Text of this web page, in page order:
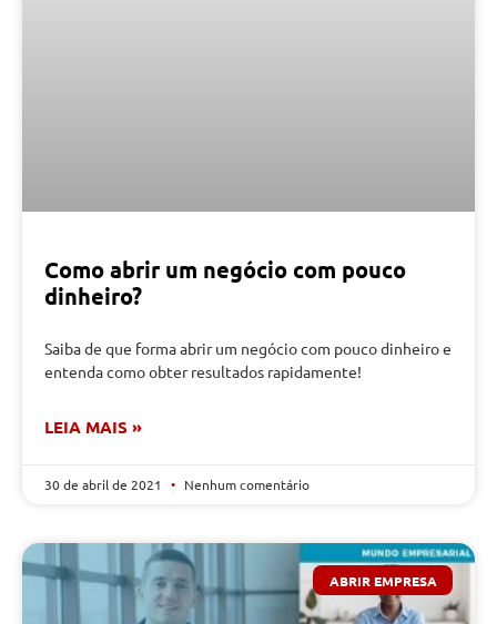
Como abrir um negócio com pouco
dinheiro?
Saiba de que forma abrir um negócio com pouco dinheiro e
entenda como obter resultados rapidamente!
LEIA MAIS »
30 de abril de 2021 Nenhum comentário
ABRIR EMPRESA